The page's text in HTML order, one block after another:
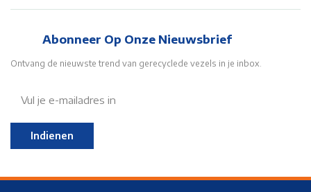
Abonneer Op Onze Nieuwsbrief
Ontvang de nieuwste trend van gerecyclede vezels in je inbox.
Indienen